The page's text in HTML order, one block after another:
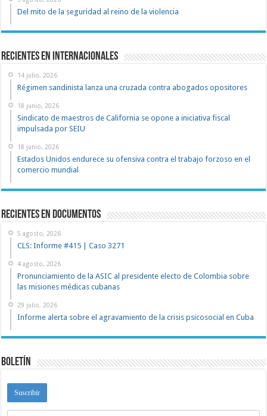
Del mito de la seguridad al reino de la violencia
Recientes en Internacionales
14 julio, 2026
Régimen sandinista lanza una cruzada contra abogados opositores
18 junio, 2026
Sindicato de maestros de California se opone a iniciativa fiscal
impulsada por SEIU
18 junio, 2026
Estados Unidos endurece su ofensiva contra el trabajo forzoso en el
comercio mundial
recientes en documentos
5 agosto, 2026
CLS: Informe #415 | Caso 3271
4 agosto, 2026
Pronunciamiento de la ASIC al presidente electo de Colombia sobre
las misiones médicas cubanas
29 julio, 2026
Informe alerta sobre el agravamiento de la crisis psicosocial en Cuba
Boletín